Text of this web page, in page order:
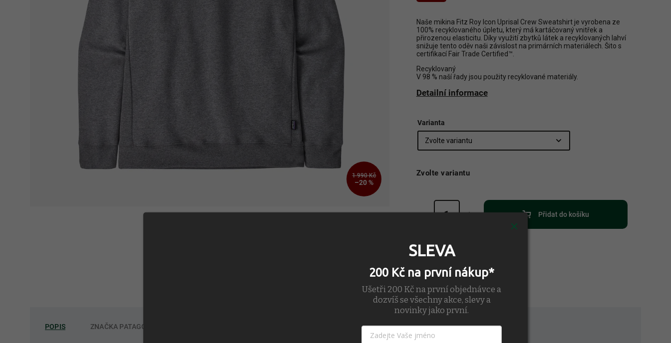
1 990 Kč
–20 %
Naše mikina Fitz Roy Icon Uprisal Crew Sweatshirt je vyrobena ze
100% recyklovaného úpletu, který má kartáčovaný vnitřek a
přirozenou elasticitu. Díky využití zbytků látek a recyklovaných lahví
snižuje tento oděv naši závislost na primárních materiálech. Šito s
certifikací Fair Trade Certified™.
Recyklovaný
V 98 % naší řady jsou použity recyklované materiály.
Detailní informace
Varianta
Zvolte variantu
Přidat do košíku
POPIS ZNAČKA PATAGONIA
SLEVA
200 Kč na první nákup*
Ušetři 200 Kč na první objednávce a
dozvíš se všechny akce, slevy a
novinky jako první.